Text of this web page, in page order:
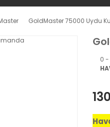
GoldMaster 75000 Uydu
0 -